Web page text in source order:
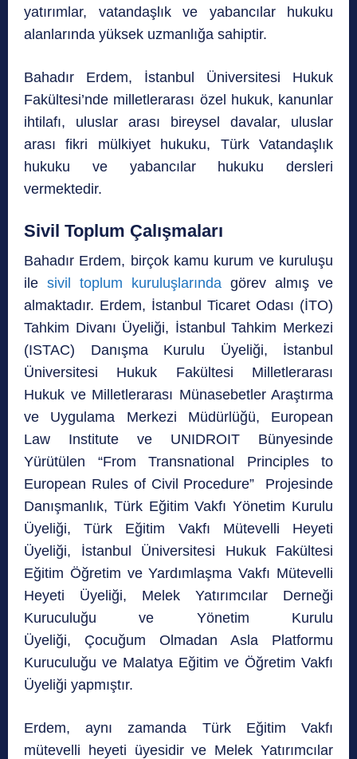
yatırımlar, vatandaşlık ve yabancılar hukuku
alanlarında yüksek uzmanlığa sahiptir.
Bahadır Erdem, İstanbul Üniversitesi Hukuk
Fakültesi’nde milletlerarası özel hukuk, kanunlar
ihtilafı, uluslar arası bireysel davalar, uluslar
arası fikri mülkiyet hukuku, Türk Vatandaşlık
hukuku ve yabancılar hukuku dersleri
vermektedir.
Sivil Toplum Çalışmaları
Bahadır Erdem, birçok kamu kurum ve kuruluşu
ile sivil toplum kuruluşlarında görev almış ve
almaktadır. Erdem, İstanbul Ticaret Odası (İTO)
Tahkim Divanı Üyeliği, İstanbul Tahkim Merkezi
(ISTAC) Danışma Kurulu Üyeliği, İstanbul
Üniversitesi Hukuk Fakültesi Milletlerarası
Hukuk ve Milletlerarası Münasebetler Araştırma
ve Uygulama Merkezi Müdürlüğü, European
Law Institute ve UNIDROIT Bünyesinde
Yürütülen “From Transnational Principles to
European Rules of Civil Procedure” Projesinde
Danışmanlık, Türk Eğitim Vakfı Yönetim Kurulu
Üyeliği, Türk Eğitim Vakfı Mütevelli Heyeti
Üyeliği, İstanbul Üniversitesi Hukuk Fakültesi
Eğitim Öğretim ve Yardımlaşma Vakfı Mütevelli
Heyeti Üyeliği, Melek Yatırımcılar Derneği
Kuruculuğu ve Yönetim Kurulu
Üyeliği, Çocuğum Olmadan Asla Platformu
Kuruculuğu ve Malatya Eğitim ve Öğretim Vakfı
Üyeliği yapmıştır.
Erdem, aynı zamanda Türk Eğitim Vakfı
mütevelli heyeti üyesidir ve Melek Yatırımcılar